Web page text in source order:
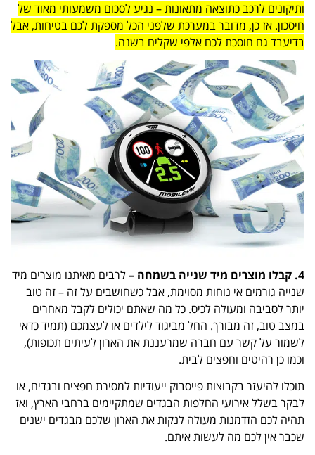
ותיקונים לרכב כתוצאה מתאונות – נגיע לסכום משמעותי מאוד של
חיסכון. אז כן, מדובר במערכת שלפני הכל מספקת לכם בטיחות, אבל
בדיעבד גם חוסכת לכם אלפי שקלים בשנה.
4. קבלו מוצרים מיד שנייה בשמחה –
לרבים מאיתנו מוצרים מיד
שנייה גורמים אי נוחות מסוימת, אבל כשחושבים על זה – זה טוב
יותר לסביבה ומעולה לכיס. כל מה שאתם יכולים לקבל מאחרים
במצב טוב, זה מבורך. החל מביגוד לילדים או לעצמכם (תמיד כדאי
לשמור על קשר עם חברה שמרעננת את הארון לעיתים תכופות),
וכמו כן רהיטים וחפצים לבית.
תוכלו להיעזר בקבוצות פייסבוק ייעודיות למסירת חפצים ובגדים, או
לבקר בשלל אירועי החלפות הבגדים שמתקיימים ברחבי הארץ, ואז
תהיה לכם הזדמנות מעולה לנקות את הארון שלכם מבגדים ישנים
שכבר אין לכם מה לעשות איתם.